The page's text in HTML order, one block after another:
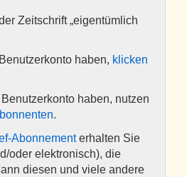
Zeitschrift „eigentümlich
haben, klicken
haben, nutzen
.
Abonnementerhalten Sie
oder elektronisch), die
diesen und viele andere